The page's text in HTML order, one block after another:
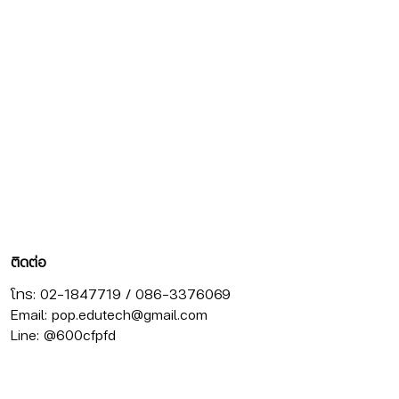
ติดต่อ
โทร: 02-1847719 / 086-3376069
Email: pop.edutech@gmail.com
Line: @600cfpfd